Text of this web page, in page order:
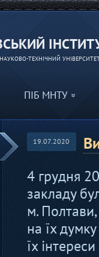
ТЕХНІЧНИЙ УНІВЕРСИТЕТ
ПІБ МНТУ
19.07.2020
4 грудня
закладу
м.
на їх
їх